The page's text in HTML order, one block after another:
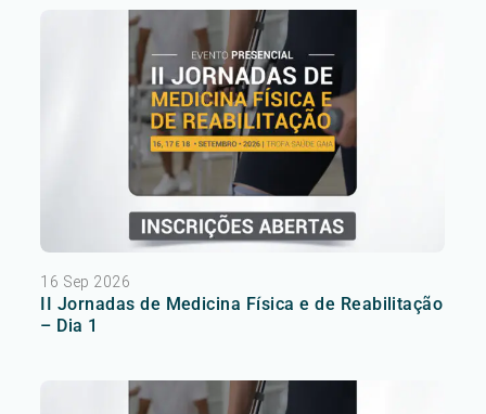
16 Sep 2026
II Jornadas de Medicina Física e de Reabilitação
– Dia 1